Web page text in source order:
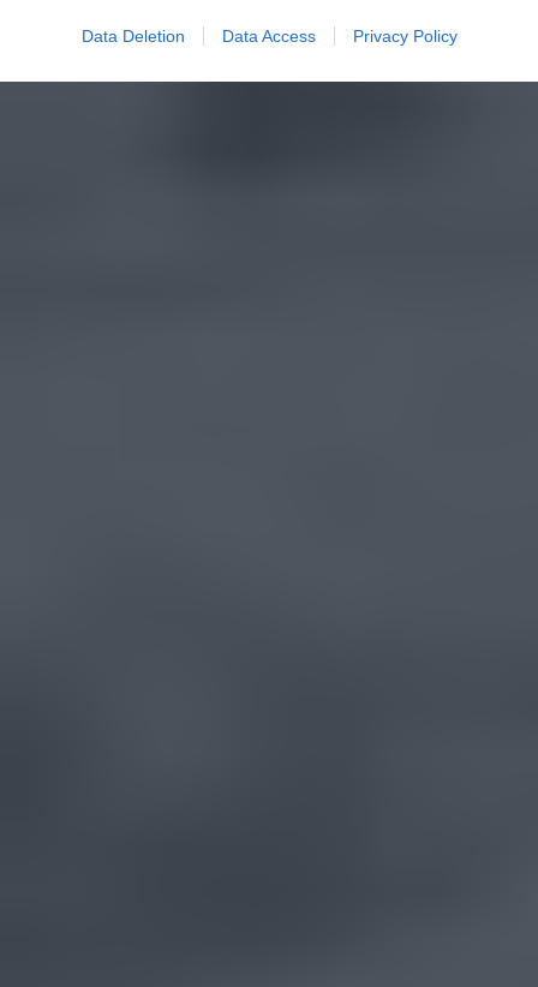
Data Deletion Data Access Privacy Policy